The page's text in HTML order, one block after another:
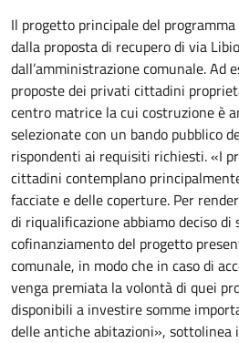
Il progetto principale del
dalla proposta di recupero di via
dall’amministrazione comunale. Ad
proposte dei privati cittadini
centro matrice la cui costruzione è
selezionate con un bando pubblico
rispondenti ai requisiti richiesti. «I
cittadini contemplano
facciate e delle coperture. Per
di riqualificazione abbiamo deciso di
cofinanziamento del progetto
comunale, in modo che in caso di
venga premiata la volontà di quei
disponibili a investire somme
delle antiche abitazioni», sottolinea